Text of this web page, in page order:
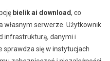
bielik ai download, co
serwerze. Użytkownik
infrastrukturą, danymi i
sprawdza się w instytucjach